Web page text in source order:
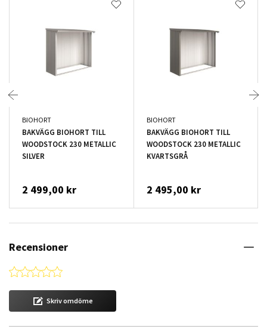
BIOHORT
BAKVÄGG BIOHORT TILL
WOODSTOCK 230 METALLIC
SILVER
2 499,00 kr
BIOHORT
BAKVÄGG BIOHORT TILL
WOODSTOCK 230 METALLIC
KVARTSGRÅ
2 495,00 kr
Recensioner
0.0 star rating
Skriv omdöme